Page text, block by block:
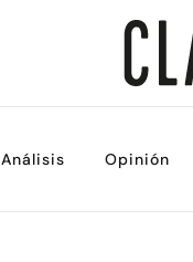
Análisis Opinión